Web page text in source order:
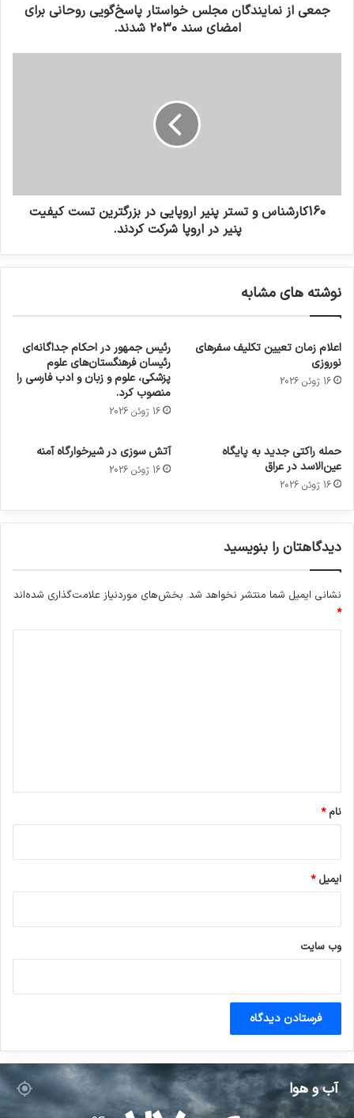
جمعی از نمایندگان مجلس خواستار پاسخ‌گویی روحانی برای
امضای سند ۲۰۳۰ شدند.
160کارشناس و تستر پنیر اروپایی در بزرگترین تست کیفیت
پنیر در اروپا شرکت کردند.
نوشته های مشابه
اعلام زمان تعیین تکلیف سفرهای
نوروزی
16 ژوئن 2026
رئیس جمهور در احکام جداگانه‌ای
رئیسان فرهنگستان‌های علوم
پزشکی، علوم و زبان و ادب فارسی را
منصوب کرد.
16 ژوئن 2026
حمله راکتی جدید به پایگاه
عین‌الاسد در عراق
16 ژوئن 2026
آتش سوزی در شیرخوارگاه آمنه
16 ژوئن 2026
دیدگاهتان را بنویسید
نشانی ایمیل شما منتشر نخواهد شد. بخش‌های موردنیاز علامت‌گذاری شده‌اند
*
نام*
ایمیل*
وب‌ سایت
آب و هوا